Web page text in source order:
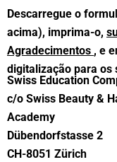
Descarregue o
acima), imprima-o,
Agradecimentos , e
digitalização para os
Swiss Education
c/o Swiss Beauty &
Academy
Dübendorfstasse 2
CH-8051 Zürich